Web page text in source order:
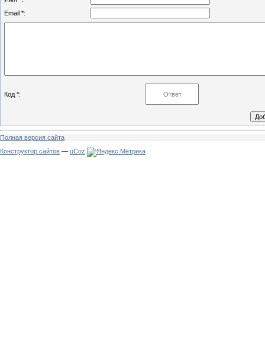
Email *:
Код *:
Полная версия сайта
Конструктор сайтов — uCoz